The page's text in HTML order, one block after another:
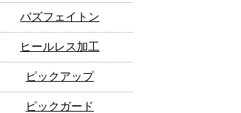
バズフェイトン
ヒールレス加工
ピックアップ
ピックガード